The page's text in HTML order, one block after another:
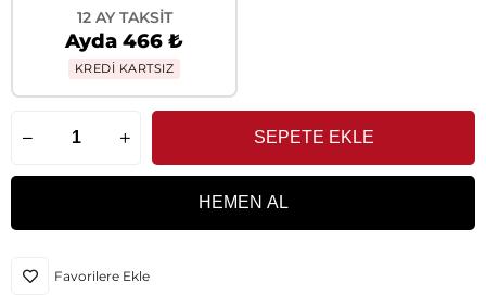
12 AY TAKSIT
Ayda 466 ₺
KREDİ KARTSIZ
Favorilere Ekle